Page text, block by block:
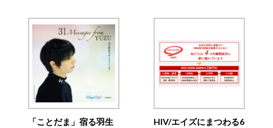
「ことだま」宿る羽生
HIV/エイズにまつわる6